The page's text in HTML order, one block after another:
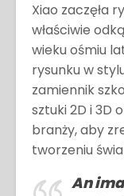
Xiao zaczęła
właściwie
wieku ośmiu
rysunku w
zamiennik
sztuki 2D i 3D
branży, aby
tworzeniu
An